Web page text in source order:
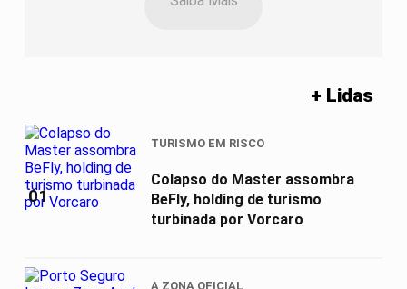
+ Lidas
01
TURISMO EM RISCO
Colapso do Master assombra
BeFly, holding de turismo
turbinada por Vorcaro
A ZONA OFICIAL